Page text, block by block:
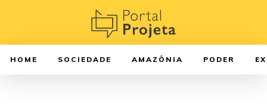
HOME SOCIEDADE AMAZÔNIA PODER